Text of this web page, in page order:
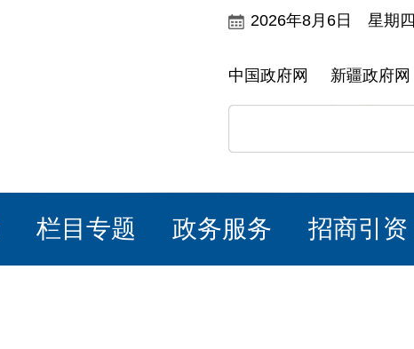
2026年8月6日 星期四
中国政府网 新疆政府网
栏目专题 政务服务 招商引资